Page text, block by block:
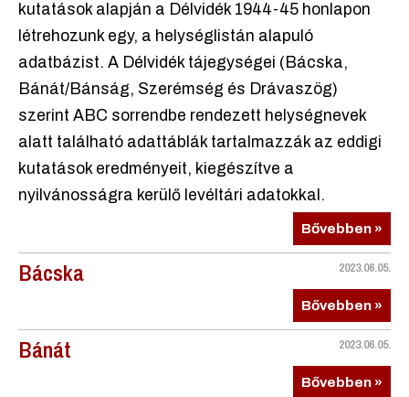
kutatások alapján a Délvidék 1944-45 honlapon
létrehozunk egy, a helységlistán alapuló
adatbázist. A Délvidék tájegységei (Bácska,
Bánát/Bánság, Szerémség és Drávaszög)
szerint ABC sorrendbe rendezett helységnevek
alatt található adattáblák tartalmazzák az eddigi
kutatások eredményeit, kiegészítve a
nyilvánosságra kerülő levéltári adatokkal.
Bővebben »
2023.06.05.
Bácska
Bővebben »
2023.06.05.
Bánát
Bővebben »